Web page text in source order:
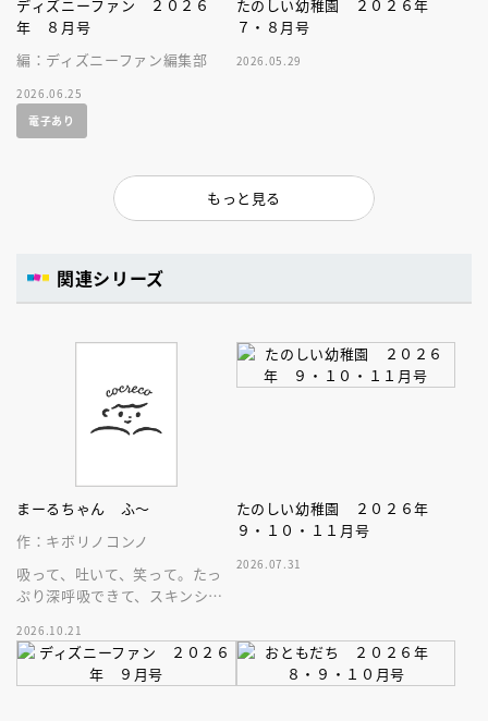
ディズニーファン ２０２６
年 ８月号
編：ディズニーファン編集部
2026.06.25
電子あり
たのしい幼稚園 ２０２６年
７・８月号
2026.05.29
もっと見る
関連シリーズ
まーるちゃん ふ～
作：キボリノコンノ
吸って、吐いて、笑って。たっ
ぷり深呼吸できて、スキンシッ
家、キボリノコンノ初のファー
ストブック。
2026.10.21
たのしい幼稚園 ２０２６年
９・１０・１１月号
2026.07.31